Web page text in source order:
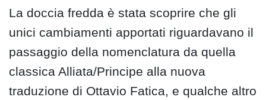
La doccia fredda è stata scoprire che gli
unici cambiamenti apportati riguardavano il
passaggio della nomenclatura da quella
classica Alliata/Principe alla nuova
traduzione di Ottavio Fatica, e qualche altro